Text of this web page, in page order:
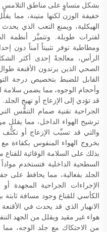
بشكل متساوٍ على مناطق التلامس
خفيفة الوزن لكنها متينة، مما
الهيكلية، ويمنع التعب الذي
لفترات طويلة. وتتميَّز أنظمة
ومطاطية توفر تثبيتاً آمناً
الرأس، معالجةً إحدى أكثر
الصحي الذين يرتدون الأقنعة
القابل للضبط بتخصيص درجة
وأحجام الوجوه، مما يضمن سلامة
الجراحية تقنية صمام التنفُّس
ترشيح الهواء الداخل، مما يقلل
والتي قد تسبِّب الإزعاج أو تكثُّف
بخروج الهواء المنفوس بكفاءة
بذلك على السلامة الوقائية
السطحية الداخلية فتستخدم
الجلد بفعالية، مما يحافظ على
الإجراءات الجراحية المجهدة
الكأسي للقناع وجود مسافة ثابتة
الانهيار الذي قد يحدث في
هواء غير مقيد ويقلل من الجهد
من الاحتكاك مع جلد الوجه،